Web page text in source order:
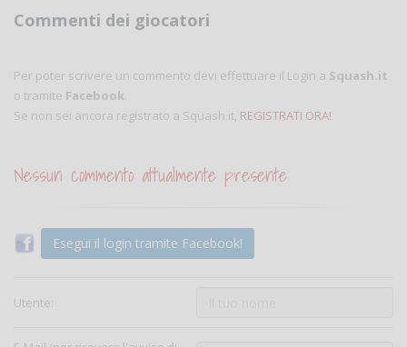
Commenti dei giocatori
Per poter scrivere un commento devi effettuare il Login a Squash.it
o tramite Facebook.
Se non sei ancora registrato a Squash.it, REGISTRATI ORA!
Nessun commento attualmente presente
Esegui il login tramite Facebook!
Utente: